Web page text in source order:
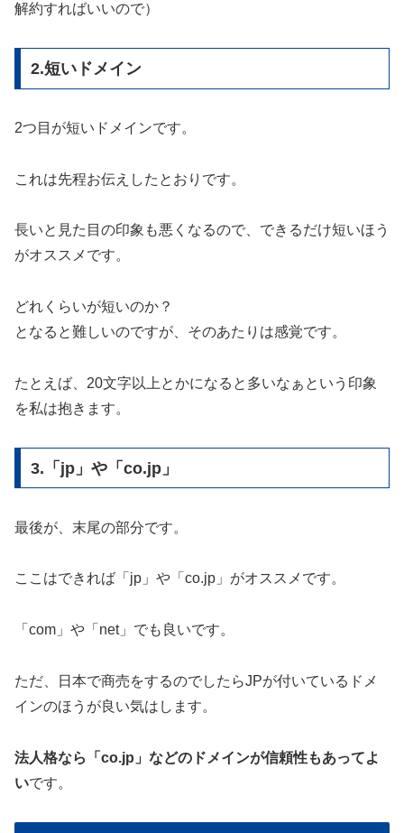
解約すればいいので）
2.短いドメイン
2つ目が短いドメインです。
これは先程お伝えしたとおりです。
長いと見た目の印象も悪くなるので、できるだけ短いほう
がオススメです。
どれくらいが短いのか？
となると難しいのですが、そのあたりは感覚です。
たとえば、20文字以上とかになると多いなぁという印象
を私は抱きます。
3.「jp」や「co.jp」
最後が、末尾の部分です。
ここはできれば「jp」や「co.jp」がオススメです。
「com」や「net」でも良いです。
ただ、日本で商売をするのでしたらJPが付いているドメ
インのほうが良い気はします。
法人格なら「co.jp」などのドメインが信頼性もあってよ
いです。